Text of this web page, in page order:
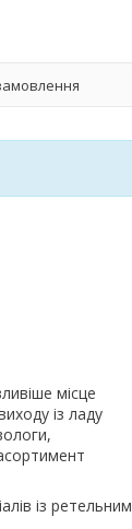
місце
із ладу
із ретельним